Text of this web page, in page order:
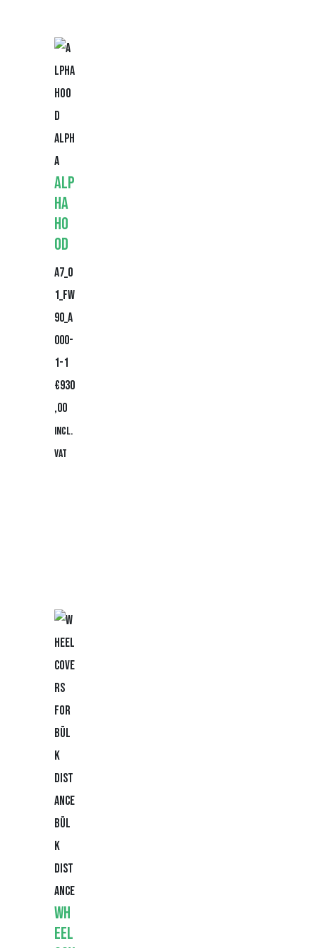
Alph
a
Alp
ha
Ho
od
A7_0
1_FW
90_A
000-
1-1
€930
,00
Incl.
VAT
Bül
k
Dist
ance
Wh
eel